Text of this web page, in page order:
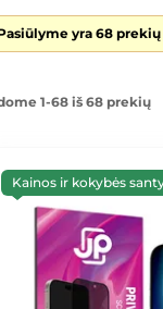
yra 68 prekių
1-68 iš 68 prekių
Kainos ir kokybės